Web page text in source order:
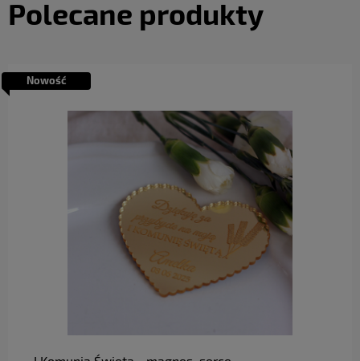
Polecane produkty
Nowość